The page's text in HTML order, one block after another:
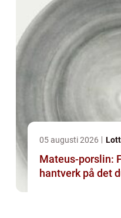
05 augusti 2026
Mateus-porslin:
hantverk på det